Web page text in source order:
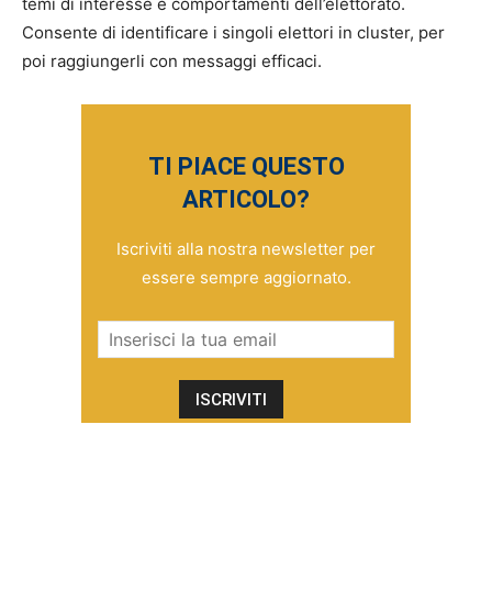
Consente di identificare i singoli elettori in cluster, per
poi raggiungerli con messaggi efficaci.
TI PIACE QUESTO
ARTICOLO?
Iscriviti alla nostra newsletter per
essere sempre aggiornato.